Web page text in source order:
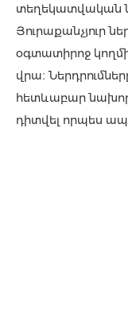
տեղեկատվական
Յուրաքանչյուր
օգտատիրոջ
վրա։
հետևաբար
դիտվել որպես